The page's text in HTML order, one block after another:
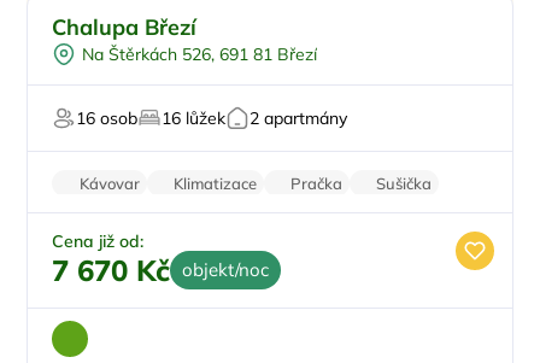
Venkovní bazén
Vířivka
Pro milovníky vína
Chalupa Březí
Na Štěrkách 526, 691 81 Březí
16 osob 16 lůžek 2 apartmány
Kávovar Klimatizace Pračka
Sušička
Vinotéka
Cena již od:
7 670 Kč objekt/noc